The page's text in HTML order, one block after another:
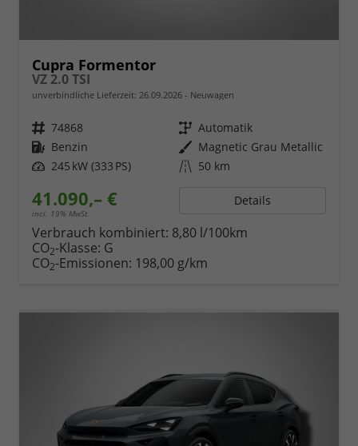
Cupra Formentor
VZ 2.0 TSI
unverbindliche Lieferzeit: 26.09.2026 Neuwagen
Fahrzeugnr. 74868 Getriebe Automatik
Kraftstoff Benzin Außenfarbe Magnetic Grau Metallic
Leistung 245 kW (333 PS) Kilometerstand 50 km
41.090,– €
incl. 19% MwSt.
Details
Verbrauch kombiniert: 8,80 l/100km
CO2-Klasse: G
CO2-Emissionen: 198,00 g/km